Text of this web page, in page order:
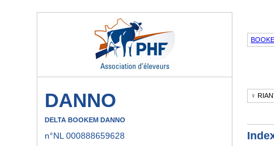
DANNO
DELTA BOOKEM DANNO
n°NL 000888659628
♀